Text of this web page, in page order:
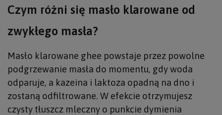
Czym różni się masło klarowane od
zwykłego masła?
Masło klarowane ghee powstaje przez powolne
podgrzewanie masła do momentu, gdy woda
odparuje, a kazeina i laktoza opadną na dno i
zostaną odfiltrowane. W efekcie otrzymujesz
czysty tłuszcz mleczny o punkcie dymienia